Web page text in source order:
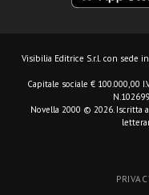
Visibilia Editrice S.r.l. con sede
Capitale sociale € 100.000,00
Novella 2000 © 2026. Iscritta